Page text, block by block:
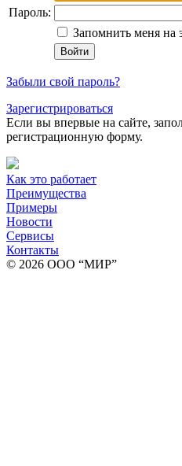
Пароль:
Запомнить меня на
Забыли свой пароль?
Зарегистрироваться
Если вы впервые на сайте,
регистрационную форму.
Как это работает
Преимущества
Примеры
Новости
Сервисы
Контакты
© 2026 ООО “МИР”